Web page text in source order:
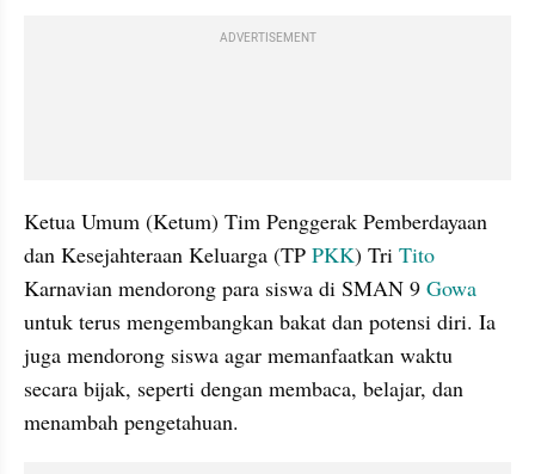
ADVERTISEMENT
Ketua Umum (Ketum) Tim Penggerak Pemberdayaan
dan Kesejahteraan Keluarga (TP PKK) Tri
Karnavian mendorong para siswa di SMAN 9
untuk terus mengembangkan bakat dan potensi diri. Ia
juga mendorong siswa agar memanfaatkan waktu
secara bijak, seperti dengan membaca, belajar, dan
menambah pengetahuan.